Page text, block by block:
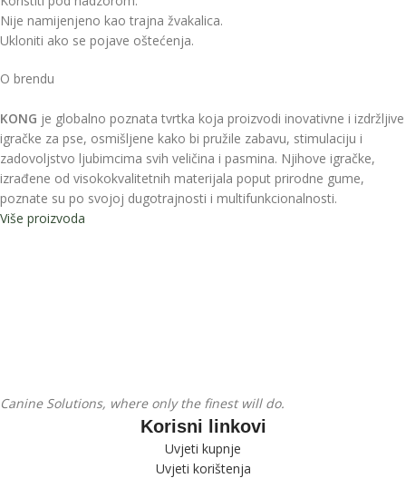
Nije namijenjeno kao trajna žvakalica.
Ukloniti ako se pojave oštećenja.
O brendu
KONG je globalno poznata tvrtka koja proizvodi inovativne i izdržljive
igračke za pse, osmišljene kako bi pružile zabavu, stimulaciju i
zadovoljstvo ljubimcima svih veličina i pasmina. Njihove igračke,
izrađene od visokokvalitetnih materijala poput prirodne gume,
poznate su po svojoj dugotrajnosti i multifunkcionalnosti.
Više proizvoda
Canine Solutions, where only the finest will do.
Korisni linkovi
Uvjeti kupnje
Uvjeti korištenja